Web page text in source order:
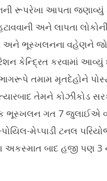
રૂપરેખા આપતા જણાવ્યું
અને લાપતા
અને ભૂસ્ખલનના વહેણને
કેન્દ્રિત કરવામાં આવ્યું
તમામ મૃતદેહોને
તેમને કોઝીકોડ
ભૂસ્ખલન ગત 7 જુલાઈએ
મેપ્પાડી ટનલ
બાદ હજી પણ 3